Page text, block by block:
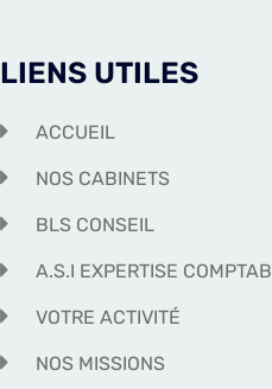
LIENS UTILES
ACCUEIL
NOS CABINETS
BLS CONSEIL
A.S.I EXPERTISE
VOTRE ACTIVITÉ
NOS MISSIONS